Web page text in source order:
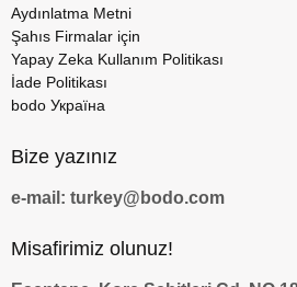
Aydınlatma Metni
Şahıs Firmalar için
Yapay Zeka Kullanım Politikası
İade Politikası
bodo Україна
Bize yazınız
e-mail: turkey@bodo.com
Misafirimiz olunuz!